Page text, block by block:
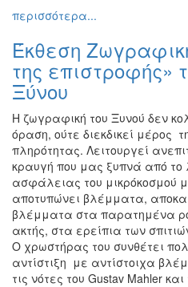
Εκδηλώσεις
ΤΟΠΟΣ
ΜΑΣ
ΔΗΜΟΣ
ΠΟΛΙΤΙΣΜΟΣ
ΑΝΘΕΚΤΙΚΗ
ΠΟΛΗ
περισσότερα...
Έκθεση
της επιστροφής»
Ξύνου
Η ζωγραφική του Ξυνού δεν
όραση, ούτε διεκδικεί μέρος
πληρότητας. Λειτουργεί
κραυγή που μας ξυπνά από το
ασφάλειας του μικρόκοσμού
αποτυπώνει βλέμματα,
βλέμματα στα παρατημένα
ακτής, στα ερείπια των
Ο χρωστήρας του συνθέτει
αντίστιξη με αντίστοιχα
τις νότες του Gustav Mahler